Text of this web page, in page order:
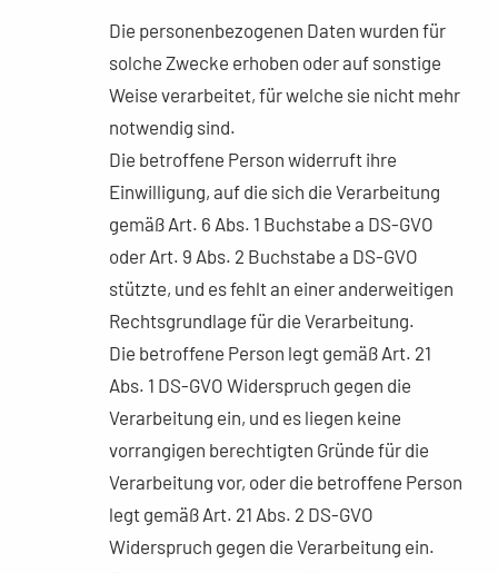
Die personenbezogenen Daten wurden für
solche Zwecke erhoben oder auf sonstige
Weise verarbeitet, für welche sie nicht mehr
notwendig sind.
Die betroffene Person widerruft ihre
Einwilligung, auf die sich die Verarbeitung
gemäß Art. 6 Abs. 1 Buchstabe a DS-GVO
oder Art. 9 Abs. 2 Buchstabe a DS-GVO
stützte, und es fehlt an einer anderweitigen
Rechtsgrundlage für die Verarbeitung.
Die betroffene Person legt gemäß Art. 21
Abs. 1 DS-GVO Widerspruch gegen die
Verarbeitung ein, und es liegen keine
vorrangigen berechtigten Gründe für die
Verarbeitung vor, oder die betroffene Person
legt gemäß Art. 21 Abs. 2 DS-GVO
Widerspruch gegen die Verarbeitung ein.